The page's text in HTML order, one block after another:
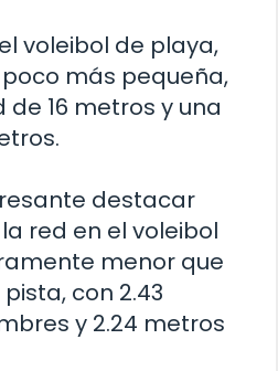
voleibol de playa,
más pequeña,
16 metros y una
destacar
red en el voleibol
menor que
con 2.43
y 2.24 metros